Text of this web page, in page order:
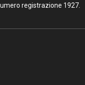
registrazione 1927.